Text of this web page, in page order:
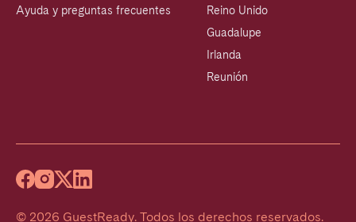
Ayuda y preguntas frecuentes
Reino Unido
Guadalupe
Irlanda
Reunión
© 2026 GuestReady. Todos los derechos reservados.